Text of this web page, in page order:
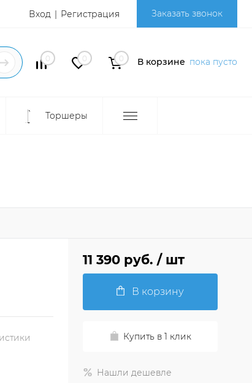
Вход Регистрация Заказать звонок
0 0 0 В корзине пока пусто
Торшеры
11 390 руб. / шт
В корзину
Купить в 1 клик
Нашли дешевле